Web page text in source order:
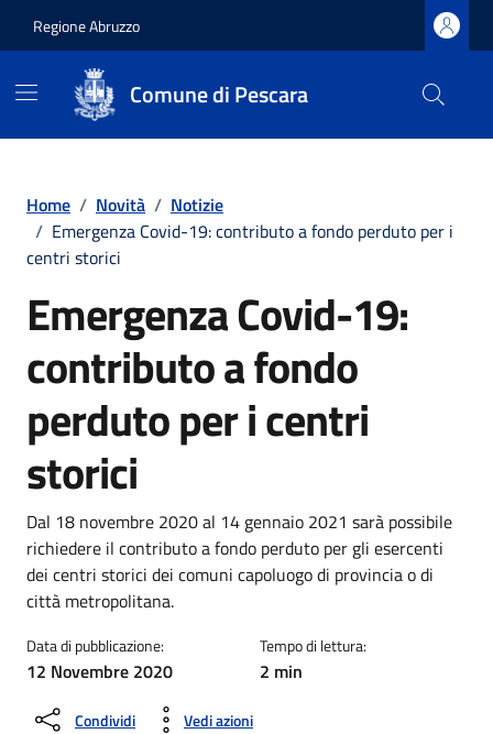
Regione Abruzzo
Comune di Pescara
Home / Novità / Notizie
/ Emergenza Covid-19: contributo a fondo perduto per i
centri storici
Emergenza Covid-19:
contributo a fondo
perduto per i centri
storici
Dettagli della notizia
Dal 18 novembre 2020 al 14 gennaio 2021 sarà possibile
richiedere il contributo a fondo perduto per gli esercenti
dei centri storici dei comuni capoluogo di provincia o di
città metropolitana.
Data di pubblicazione:
12 Novembre 2020
Tempo di lettura:
2 min
Condividi Vedi azioni